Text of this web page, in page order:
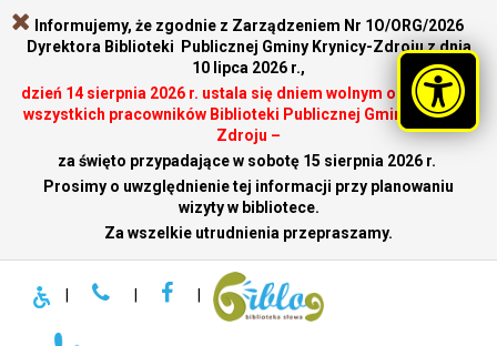
Informujemy, że zgodnie z Zarządzeniem Nr 1O/ORG/2026
Dyrektora Biblioteki Publicznej Gminy Krynicy-Zdroju z dnia
10 lipca 2026 r.,
dzień 14 sierpnia 2026 r. ustala się dniem wolnym od pracy dla
wszystkich pracowników Biblioteki Publicznej Gminy Krynicy-
Zdroju –
za święto przypadające w sobotę 15 sierpnia 2026 r.
Prosimy o uwzględnienie tej informacji przy planowaniu
wizyty w bibliotece.
Za wszelkie utrudnienia przepraszamy.